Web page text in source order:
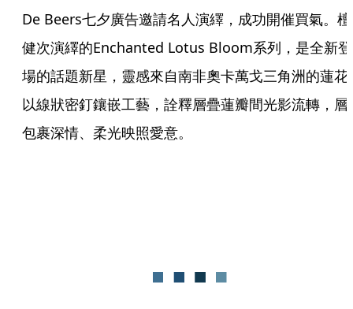
De Beers七夕廣告邀請名人演繹，成功開催買氣。檀
健次演繹的Enchanted Lotus Bloom系列，是全新登
場的話題新星，靈感來自南非奧卡萬戈三角洲的蓮花
以線狀密釘鑲嵌工藝，詮釋層疊蓮瓣間光影流轉，層
包裹深情、柔光映照愛意。